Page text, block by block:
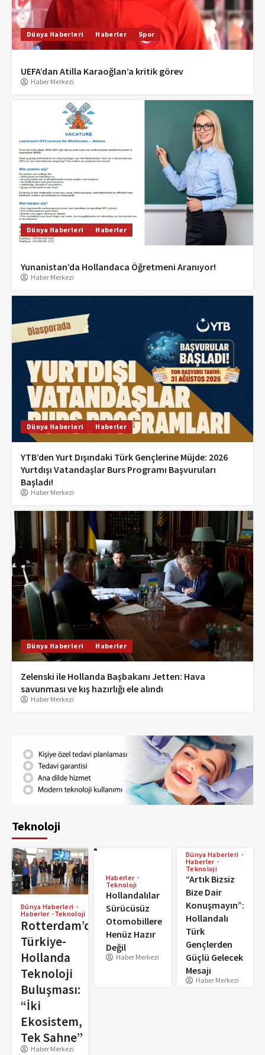
Dünya Haberleri Haberler Spor
UEFA’dan Atilla Karaoğlan’a kritik görev
Haber Merkezi
Dünya Haberleri Haberler
Yunanistan’da Hollandaca Öğretmeni Aranıyor!
Haber Merkezi
Dünya Haberleri Haberler
YTB’den Yurt Dışındaki Türk Gençlerine Müjde: 2026
Yurtdışı Vatandaşlar Burs Programı Başvuruları
Başladı!
Haber Merkezi
Dünya Haberleri Haberler
Zelenski ile Hollanda Başbakanı Jetten: Hava
savunması ve kış hazırlığı ele alındı
Haber Merkezi
Teknoloji
Dünya Haberleri
Haberler Teknoloji
Rotterdam’da
Türkiye-
Hollanda
Teknoloji
Buluşması:
“İki
Ekosistem,
Tek Sahne”
Haber Merkezi
Haberler
Teknoloji
Hollandalılar
Sürücüsüz
Otomobillere
Henüz Hazır
Değil
Haber Merkezi
Dünya Haberleri
Haberler
Teknoloji
“Artık Bizsiz
Bize Dair
Konuşmayın”:
Hollandalı
Türk
Gençlerden
Güçlü Gelecek
Mesajı
Haber Merkezi